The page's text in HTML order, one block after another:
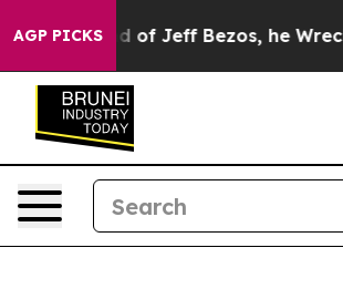
AGP PICKS
of Jeff Bezos, he Wrecked the